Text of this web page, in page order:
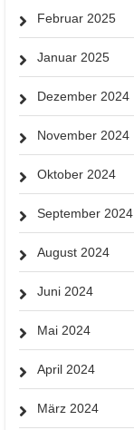
Februar 2025
Januar 2025
Dezember 2024
November 2024
Oktober 2024
September 2024
August 2024
Juni 2024
Mai 2024
April 2024
März 2024